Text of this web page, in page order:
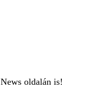
oldalán is!